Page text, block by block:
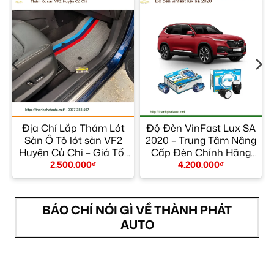
Địa Chỉ Lắp Thảm Lót
Sàn Ô Tô lót sàn VF2
Huyện Củ Chi – Giá Tốt
TPHCM
2.500.000₫
Độ Đèn VinFast Lux SA
2020 – Trung Tâm Nâng
Cấp Đèn Chính Hãng
TPHCM
4.200.000₫
BÁO CHÍ NÓI GÌ VỀ THÀNH PHÁT
AUTO